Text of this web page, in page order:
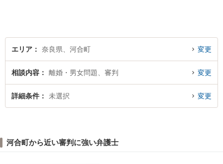
エリア 奈良県、河合町 変更
相談内容 離婚・男女問題、審判 変更
詳細条件 未選択 変更
河合町から近い審判に強い弁護士